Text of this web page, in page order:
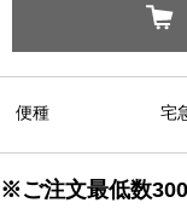
便種 宅
※ご注文最低数300